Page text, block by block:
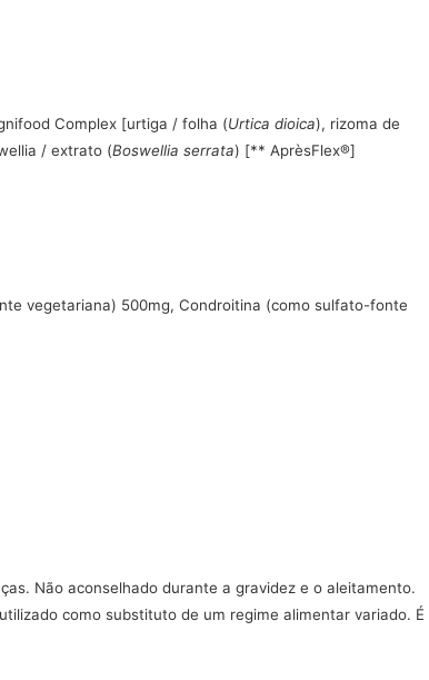
Complex [urtiga / folha (Urtica dioica), rizoma de
/ extrato (Boswellia serrata) [** AprèsFlex®]
vegetariana) 500mg, Condroitina (como sulfato-fonte
Não aconselhado durante a gravidez e o aleitamento.
como substituto de um regime alimentar variado. É